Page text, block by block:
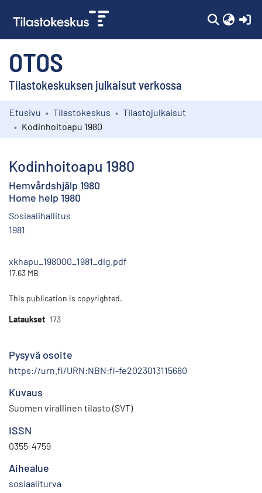
OTOS
Tilastokeskuksen julkaisut verkossa
Kokoelmat
Etusivu Tilastokeskus
Tilastojulkaisut
Kodinhoitoapu 1980
Kodinhoitoapu 1980
Hemvårdshjälp 1980
Home help 1980
Sosiaalihallitus
1981
xkhapu_198000_1981_dig.pdf
17.63 MB
This publication is copyrighted.
Lataukset 173
Pysyvä osoite
https://urn.fi/URN:NBN:fi-fe2023013115680
Kuvaus
Suomen virallinen tilasto (SVT)
ISSN
0355-4759
Aihealue
sosiaaliturva